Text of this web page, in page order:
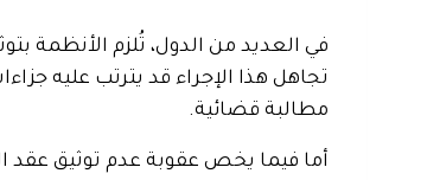
في العديد من الدول، تُلزم الأنظمة
تجاهل هذا الإجراء قد يترتب عليه
مطالبة قضائية.
أما فيما يخص عقوبة عدم توثيق عقد